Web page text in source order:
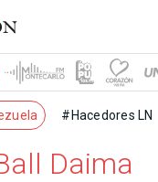
#Hacedores LN
Daima